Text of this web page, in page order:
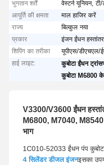
भुगतान शर्तें
वेस्टर्न यूनियन, टी/
आपूर्ति की क्षमता
माल हाजिर करें
राज्य
बिल्कुल नया
प्रकार
इंजन ईंधन
शिपिंग का तरीका
यूपीएस/डीएचएल/
हाई लाइट:
कुबोटा ईंधन
कुबोटा M6800
V3300/V3600 ईंधन
M6800, M7040,
भाग
1C010-52033 ईंधन पंप
4 सिलेंडर डीजल इंजनइसका